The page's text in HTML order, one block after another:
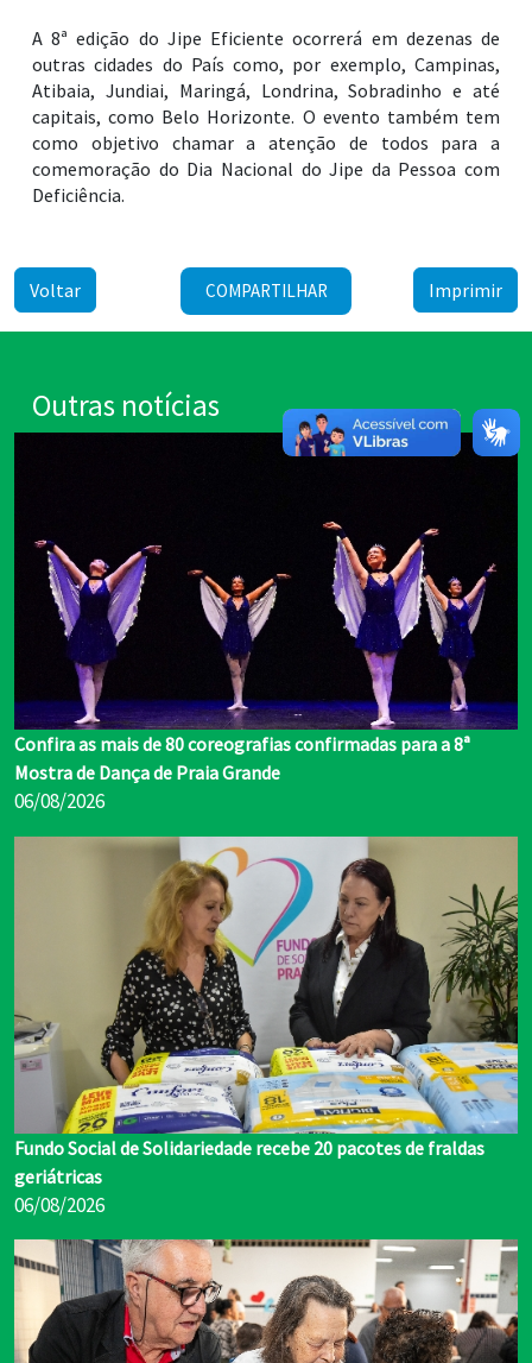
A 8ª edição do Jipe Eficiente ocorrerá em dezenas de
outras cidades do País como, por exemplo, Campinas,
Atibaia, Jundiai, Maringá, Londrina, Sobradinho e até
capitais, como Belo Horizonte. O evento também tem
como objetivo chamar a atenção de todos para a
comemoração do Dia Nacional do Jipe da Pessoa com
Deficiência.
Voltar COMPARTILHAR Imprimir
Outras notícias
Confira as mais de 80 coreografias confirmadas para a 8ª
Mostra de Dança de Praia Grande
06/08/2026
Fundo Social de Solidariedade recebe 20 pacotes de fraldas
geriátricas
06/08/2026